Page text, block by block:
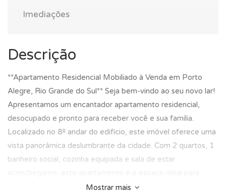
Imediações
Descrição
**Apartamento Residencial Mobiliado à Venda em Porto
Alegre, Rio Grande do Sul** Seja bem-vindo ao seu novo lar!
Apresentamos um encantador apartamento residencial,
desocupado e pronto para receber você e sua família.
Localizado no 8º andar do edifício, este imóvel oferece uma
vista panorâmica deslumbrante da cidade. Com 2 quartos, 1
banheiro social, cozinha equipada e sala de estar
quem busca conforto e praticidade. A localização
Mostrar mais